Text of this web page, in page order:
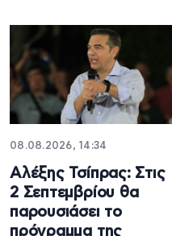
08.08.2026, 14:34
Αλέξης Τσίπρας: Στις
2 Σεπτεμβρίου θα
παρουσιάσει το
πρόγραμμα της